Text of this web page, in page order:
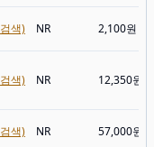
색) NR 2,100원
색) NR 12,350원
색) NR 57,000원